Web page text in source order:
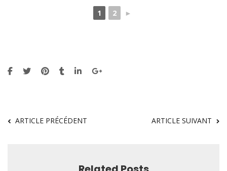
1 2 ►
ARTICLE PRÉCÉDENT ARTICLE SUIVANT